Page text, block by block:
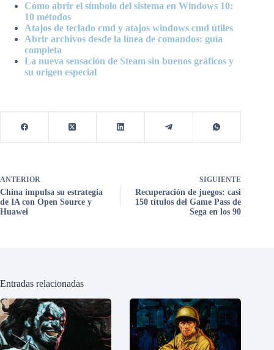
Cómo abrir el símbolo del sistema en Windows 10:
10 métodos
Atajos de teclado cmd y atajos windows cmd útiles
Abrir archivos desde la línea de comandos: guía
completa
La nueva sensación de Steam sin buenos gráficos y
su origen especial
ANTERIOR
China impulsa su estrategia
de IA con Open Source y
Huawei
SIGUIENTE
Recuperación de juegos: casi
150 títulos del Game Pass de
Sega en los 90
Entradas relacionadas